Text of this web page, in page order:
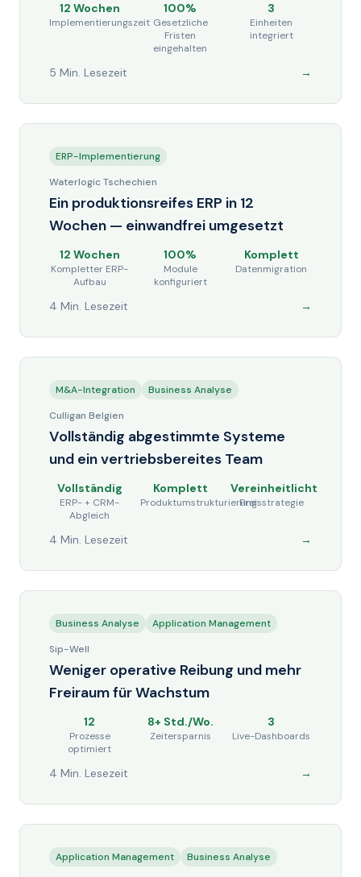
12 Wochen
Implementierungszeit
100%
Gesetzliche
Fristen
eingehalten
3
Einheiten
integriert
5 Min. Lesezeit →
ERP-Implementierung
Waterlogic Tschechien
Ein produktionsreifes ERP in 12
Wochen — einwandfrei umgesetzt
12 Wochen
Kompletter ERP-
Aufbau
100%
Module
konfiguriert
Komplett
Datenmigration
4 Min. Lesezeit →
M&A-Integration
Business Analyse
Culligan Belgien
Vollständig abgestimmte Systeme
und ein vertriebsbereites Team
Vollständig
ERP- + CRM-
Abgleich
Komplett
Produktumstrukturierung
Vereinheitlicht
Preisstrategie
4 Min. Lesezeit →
Business Analyse
Application Management
Sip-Well
Weniger operative Reibung und mehr
Freiraum für Wachstum
12
Prozesse
optimiert
8+ Std./Wo.
Zeitersparnis
3
Live-Dashboards
4 Min. Lesezeit →
Application Management
Business Analyse